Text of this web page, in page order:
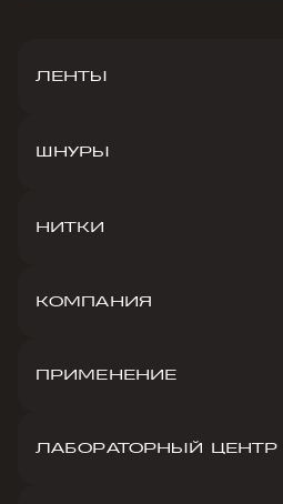
КОМПАНИЯ
ПРИМЕНЕНИЕ
ЛАБОРАТОРНЫЙ ЦЕНТР
ЛЕНТЫ
ШНУРЫ
НИТКИ